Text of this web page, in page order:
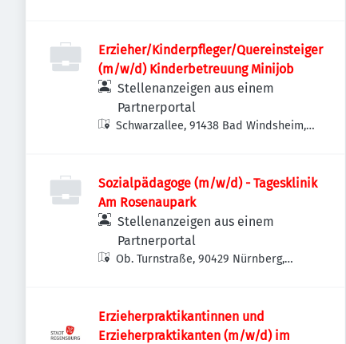
Erzieher/Kinderpfleger/Quereinsteiger
(m/w/d) Kinderbetreuung Minijob
Stellenanzeigen aus einem
Partnerportal
Schwarzallee, 91438 Bad Windsheim,
Sozialpädagoge (m/w/d) - Tagesklinik
Am Rosenaupark
Stellenanzeigen aus einem
Partnerportal
Ob. Turnstraße, 90429 Nürnberg,
Erzieherpraktikantinnen und
Erzieherpraktikanten (m/w/d) im